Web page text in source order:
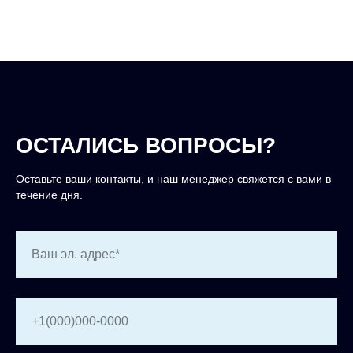
ОСТАЛИСЬ ВОПРОСЫ?
Оставьте ваши контакты, и наш менеджер свяжется с вами в
течение дня.
Ваш эл. адрес*
+1(000)000-0000